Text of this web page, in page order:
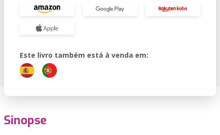
Este livro também está à venda em:
Sinopse